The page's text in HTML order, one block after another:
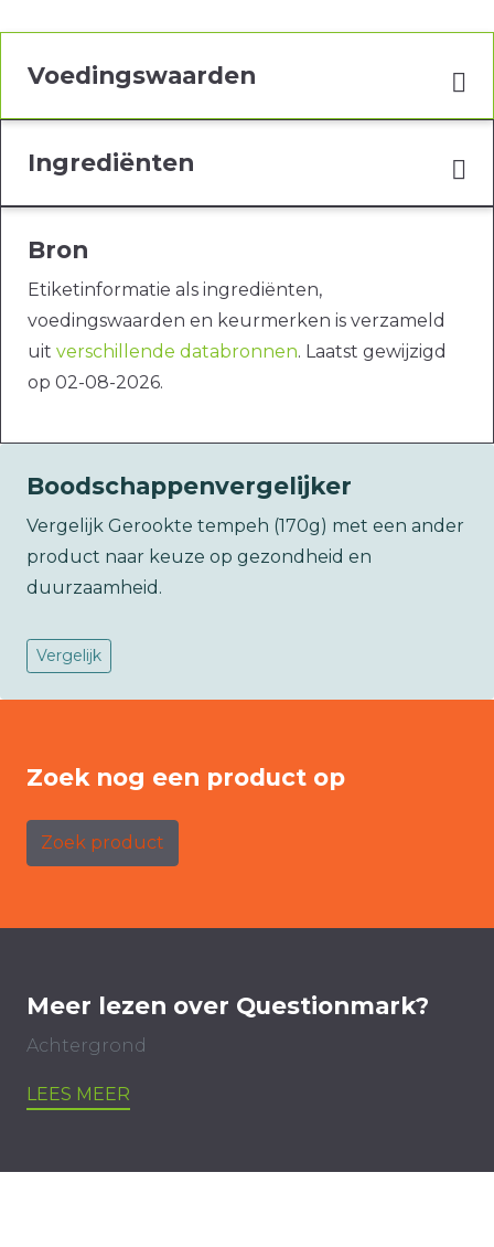
Voedingswaarden
Ingrediënten
Bron
Etiketinformatie als ingrediënten,
voedingswaarden en keurmerken is verzameld
uit verschillende databronnen. Laatst gewijzigd
op 02-08-2026.
Boodschappenvergelijker
Vergelijk Gerookte tempeh (170g) met een ander
product naar keuze op gezondheid en
duurzaamheid.
Vergelijk
Zoek nog een product op
Zoek product
Meer lezen over Questionmark?
Achtergrond
LEES MEER